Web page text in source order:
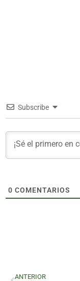
Subscribe
0 COMENTARIOS
ANTERIOR